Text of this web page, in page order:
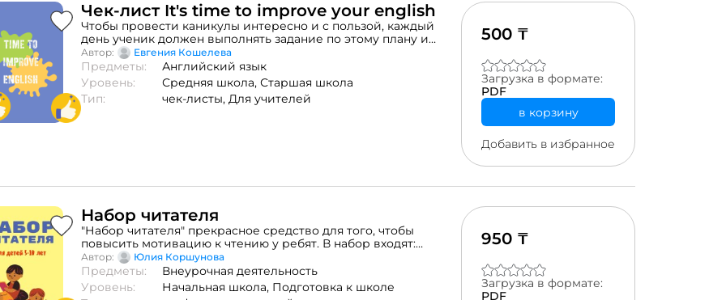
Чек-лист It's time to improve your english
Чтобы провести каникулы интересно и с пользой, каждый
день ученик должен выполнять задание по этому плану и
отмечать галочкой
Автор: Евгения Кошелева
Предметы:
Английский язык
Уровень:
Средняя школа, Старшая школа
Тип:
чек-листы, Для учителей
500 ₸
Загрузка в формате:
PDF
в корзину
Добавить в избранное
Набор читателя
"Набор читателя" прекрасное средство для того, чтобы
повысить мотивацию к чтению у ребят. В набор входят:
трекер чтения,"достигатор", челлендж "Я читаю", рассчитанный
на 30 дней, таблица "Мой прогресс чтения". Использовать
набор можно как в классе, так и в индивидуальной работе с
ребенком. Подойдет для работы с ребятами от 5 до 10 лет.
Автор: Юлия Коршунова
Предметы:
Внеурочная деятельность
Уровень:
Начальная школа, Подготовка к школе
950 ₸
Загрузка в формате:
PDF